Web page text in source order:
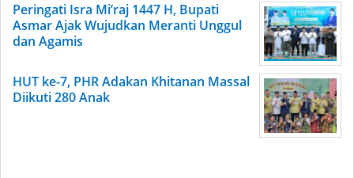
Peringati Isra Mi’raj 1447 H, Bupati
Asmar Ajak Wujudkan Meranti Unggul
dan Agamis
HUT ke-7, PHR Adakan Khitanan Massal
Diikuti 280 Anak